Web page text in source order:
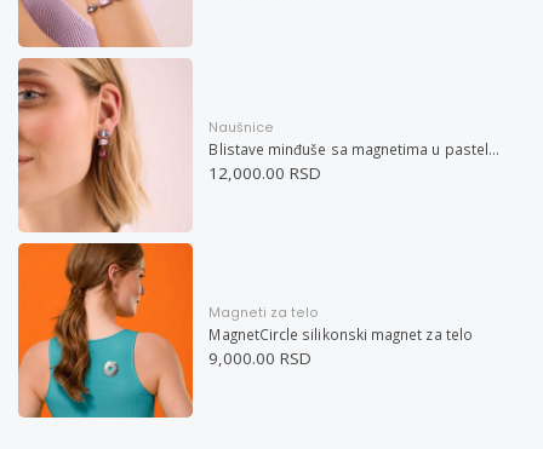
Naušnice
Blistave minđuše sa magnetima u pastelnim bojama
12,000.00 RSD
Magneti za telo
MagnetCircle silikonski magnet za telo
9,000.00 RSD